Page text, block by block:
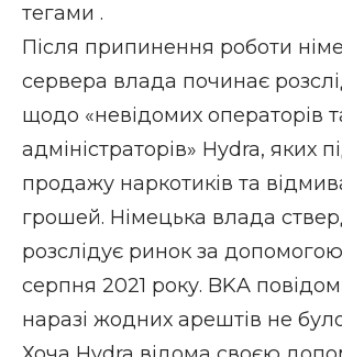
тегами .
Після припинення роботи
сервера влада починає
щодо «невідомих операторів
адміністраторів» Hydra, яких
продажу наркотиків та
грошей. Німецька влада
розслідує ринок за
серпня 2021 року. BKA
наразі жодних арештів не